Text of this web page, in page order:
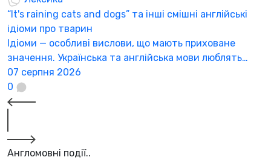
“It's raining cats and dogs” та інші смішні англійські
ідіоми про тварин
Ідіоми — особливі вислови, що мають приховане
значення. Українська та англійська мови люблять…
07 серпня 2026
0
Англомовні події..